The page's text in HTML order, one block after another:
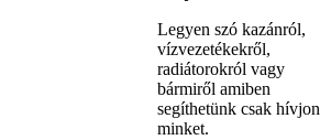
Legyen szó kazánról,
vízvezetékekről,
radiátorokról vagy
bármiről amiben
segíthetünk csak hívjon
minket.